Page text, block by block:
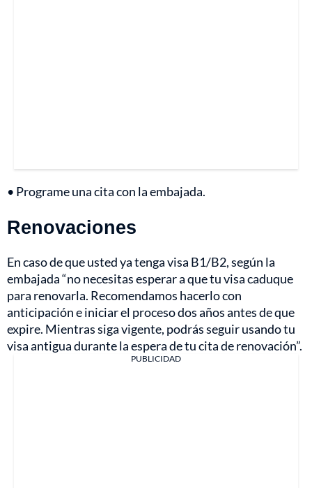
• Programe una cita con la embajada.
Renovaciones
En caso de que usted ya tenga visa B1/B2, según la
embajada “no necesitas esperar a que tu visa caduque
para renovarla. Recomendamos hacerlo con
anticipación e iniciar el proceso dos años antes de que
expire. Mientras siga vigente, podrás seguir usando tu
visa antigua durante la espera de tu cita de renovación”.
PUBLICIDAD